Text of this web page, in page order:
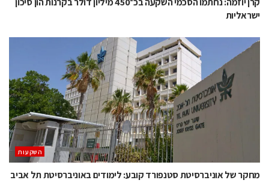
ישראליות
השקעות
מחקר של אוניברסיטת סטנפורד קובע: לימודים באוניברסיטת תל אביב